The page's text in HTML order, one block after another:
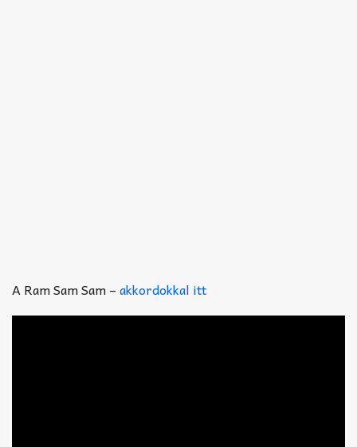
A Ram Sam Sam –akkordokkal itt